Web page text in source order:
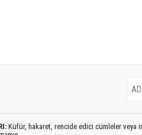
Küfür, hakaret, rencide edici cümleler veya